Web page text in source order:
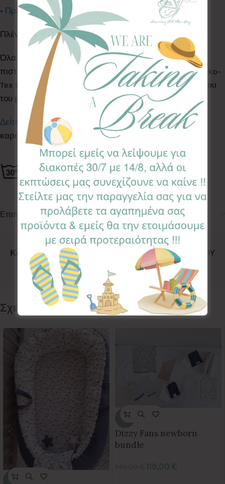
• Προστατευτικά ζώνης ασφαλείας
Πλένονται στο πλυντήριο ρούχων στους 30°C
Όλα τα Υφάσματα της συλλογής μας είναι ελεγμένα &
πιστοποιημένα για βλαβερές ουσίες σύμφωνα με το Oeko-
Tex Standard 100, κατάλληλα για το ευαίσθητο δερματάκι
του μωρού σας.
Δείτε εδώ σε βίντεο
πως τοποθετούμε το κάλυμμα του
καροτσιού και
εδώ επίσης.
Επιπλέον πληροφορίες
Κωδικός προϊόντος:SRS-DF
Κατηγορίες:
ΣΕΤ ΚΑΡΟΤΣΙΟΥ
ΣΕΤΑΚΙΑ ΚΑΡΟΤΣΙΟΥ
Ετικέτα:
Dizzy Fans
Follow:
Σχετικά προϊόντα
-20%
-15%
Dizzy Fans newborn
bundle